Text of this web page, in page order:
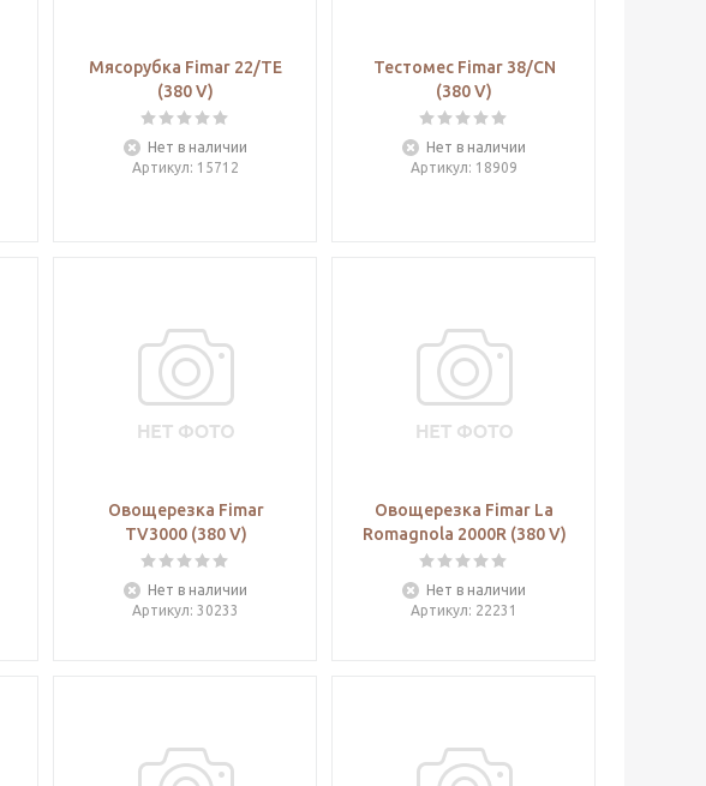
Мясорубка Fimar 22/TE
(380 V)
Нет в наличии
Артикул: 15712
Тестомес Fimar 38/CN
(380 V)
Нет в наличии
Артикул: 18909
Овощерезка Fimar
TV3000 (380 V)
Нет в наличии
Артикул: 30233
Овощерезка Fimar La
Romagnola 2000R (380 V)
Нет в наличии
Артикул: 22231